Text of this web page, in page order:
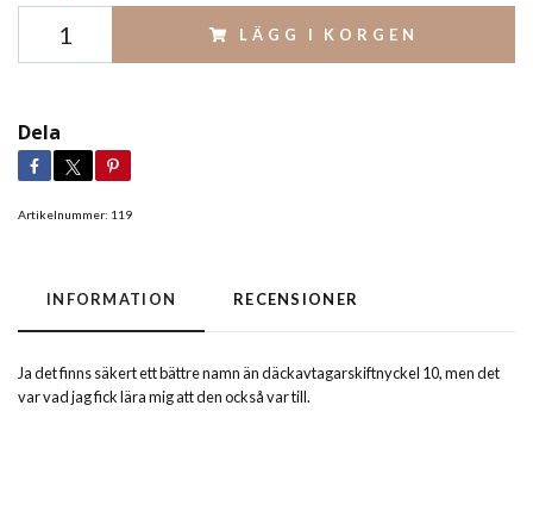
LÄGG I KORGEN
Dela
Artikelnummer: 119
INFORMATION RECENSIONER
Ja det finns säkert ett bättre namn än däckavtagarskiftnyckel 10, men det
var vad jag fick lära mig att den också var till.